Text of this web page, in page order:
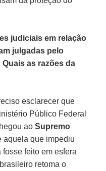
judiciais em relação
julgadas pelo
as razões da
esclarecer que
Público Federal
ao Supremo
aquela que impediu
feito em esfera
retoma o